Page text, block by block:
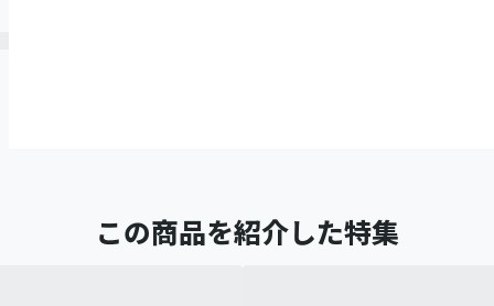
この商品を紹介した特集